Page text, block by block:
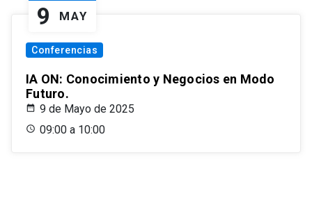
9 MAY
Conferencias
IA ON: Conocimiento y Negocios en Modo
Futuro.
9 de Mayo de 2025
09:00 a 10:00